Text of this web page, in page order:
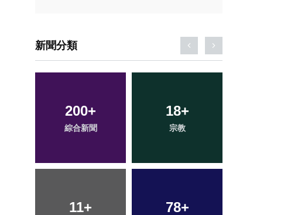
新聞分類
200+
綜合新聞
18+
宗教
11+ 78+
14+
頭條
33+
專欄
24+ 54+